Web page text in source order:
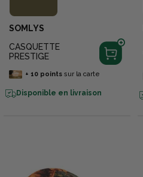
SOMLYS
CASQUETTE
PRESTIGE
+ 10pointssur la carte
Disponible en livraison